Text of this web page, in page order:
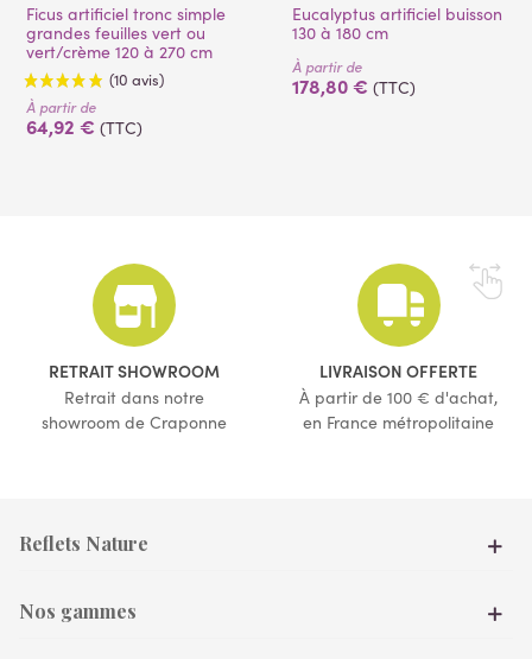
Ficus artificiel tronc simple
grandes feuilles vert ou
vert/crème 120 à 270 cm
(10 avis)
À partir de
64,92 € (TTC)
Eucalyptus artificiel buisson
130 à 180 cm
À partir de
178,80 € (TTC)
RETRAIT SHOWROOM
Retrait dans notre
showroom de Craponne
LIVRAISON OFFERTE
À partir de 100 € d'achat,
en France métropolitaine
Reflets Nature
Nos gammes